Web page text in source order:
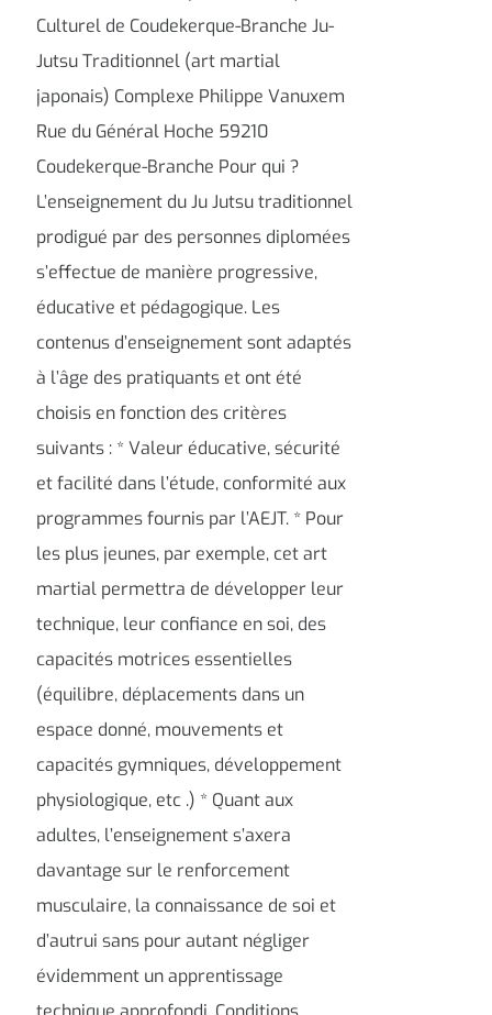
Culturel de Coudekerque-Branche Ju-
Jutsu Traditionnel (art martial
japonais) Complexe Philippe Vanuxem
Rue du Général Hoche 59210
Coudekerque-Branche Pour qui ?
L’enseignement du Ju Jutsu traditionnel
prodigué par des personnes diplomées
s’effectue de manière progressive,
éducative et pédagogique. Les
contenus d’enseignement sont adaptés
à l’âge des pratiquants et ont été
choisis en fonction des critères
suivants : * Valeur éducative, sécurité
et facilité dans l’étude, conformité aux
programmes fournis par l’AEJT. * Pour
les plus jeunes, par exemple, cet art
martial permettra de développer leur
technique, leur confiance en soi, des
capacités motrices essentielles
(équilibre, déplacements dans un
espace donné, mouvements et
capacités gymniques, développement
physiologique, etc .) * Quant aux
adultes, l’enseignement s’axera
davantage sur le renforcement
musculaire, la connaissance de soi et
d’autrui sans pour autant négliger
évidemment un apprentissage